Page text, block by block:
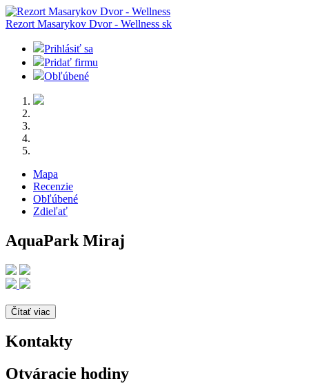
Rezort Masarykov Dvor - Wellness sk
Prihlásiť sa
Pridať firmu
Obľúbené
Mapa
Recenzie
Obľúbené
Zdieľať
AquaPark Miraj
Čítať viac
Kontakty
Otváracie hodiny